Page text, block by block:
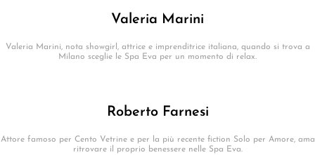
Valeria Marini
Valeria Marini, nota showgirl, attrice e imprenditrice italiana, quando si trova a
Milano sceglie le Spa Eva per un momento di relax.
Roberto Farnesi
Attore famoso per Cento Vetrine e per la più recente fiction Solo per Amore, ama
ritrovare il proprio benessere nelle Spa Eva.